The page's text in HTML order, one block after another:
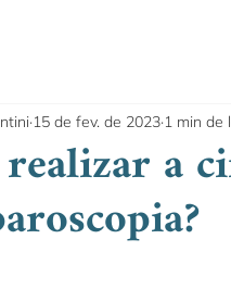
a
15 de fev. de 2023 1 min de